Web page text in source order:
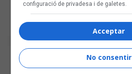
configuració de privadesa i de galetes.
Acceptar
No consentir